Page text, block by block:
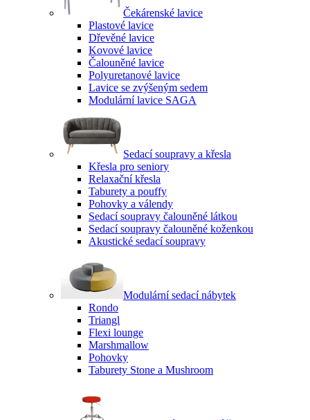
Čekárenské lavice
Plastové lavice
Dřevěné lavice
Kovové lavice
Čalouněné lavice
Polyuretanové lavice
Lavice se zvýšeným sedem
Modulární lavice SAGA
Sedací soupravy a křesla
Křesla pro seniory
Relaxační křesla
Taburety a pouffy
Pohovky a válendy
Sedací soupravy čalouněné látkou
Sedací soupravy čalouněné koženkou
Akustické sedací soupravy
Modulární sedací nábytek
Rondo
Triangl
Flexi lounge
Marshmallow
Pohovky
Taburety Stone a Mushroom